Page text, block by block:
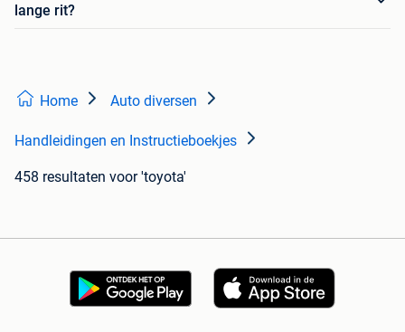
lange rit?
Home Auto diversen
Handleidingen en Instructieboekjes
458 resultaten voor 'toyota'